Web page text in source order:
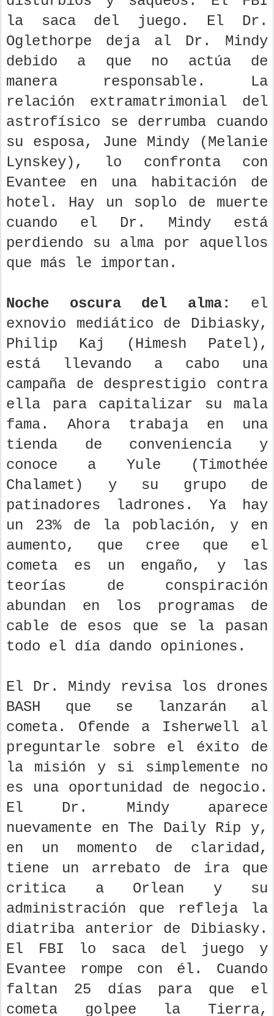
la saca del juego. El Dr.
Oglethorpe deja al Dr. Mindy
debido a que no actúa de
manera responsable. La
relación extramatrimonial del
astrofísico se derrumba cuando
su esposa, June Mindy (Melanie
Lynskey), lo confronta con
Evantee en una habitación de
hotel. Hay un soplo de muerte
cuando el Dr. Mindy está
perdiendo su alma por aquellos
que más le importan.
Noche oscura del alma:
el
exnovio mediático de Dibiasky,
Philip Kaj (Himesh Patel),
está llevando a cabo una
campaña de desprestigio contra
ella para capitalizar su mala
fama. Ahora trabaja en una
tienda de conveniencia y
conoce a Yule (Timothée
Chalamet) y su grupo de
patinadores ladrones. Ya hay
un 23% de la población, y en
aumento, que cree que el
cometa es un engaño, y las
teorías de conspiración
abundan en los programas de
cable de esos que se la pasan
todo el día dando opiniones.
El Dr. Mindy revisa los drones
BASH que se lanzarán al
cometa. Ofende a Isherwell al
preguntarle sobre el éxito de
la misión y si simplemente no
es una oportunidad de negocio.
El Dr. Mindy aparece
nuevamente en The Daily Rip y,
en un momento de claridad,
tiene un arrebato de ira que
critica a Orlean y su
administración que refleja la
diatriba anterior de Dibiasky.
El FBI lo saca del juego y
Evantee rompe con él. Cuando
faltan 25 días para que el
cometa golpee la Tierra,